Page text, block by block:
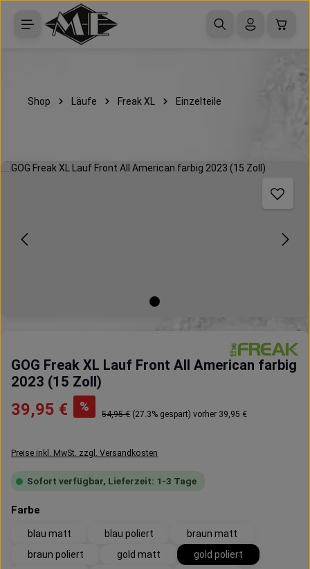
Zum Hauptinhalt springen
Shop Läufe Freak XL Einzelteile
Bildergalerie überspringen
GOG Freak XL Lauf Front All American farbig
2023 (15 Zoll)
Verkaufspreis:
39,95 € % Regulärer Preis:
54,95 € (27.3% gespart) vorher 39,95 €
Preise inkl. MwSt. zzgl. Versandkosten
Sofort verfügbar, Lieferzeit: 1-3 Tage
Farbe
blau matt blau poliert
braun matt
braun poliert
gold matt
gold poliert